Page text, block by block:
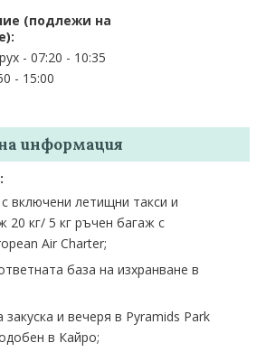
(подлежи на
- 07:20 - 10:35
- 15:00
информация
включени летищни такси и
20 кг/ 5 кг ръчен багаж с
Air Charter;
база на изхранване в
и вечеря в Pyramids Park
в Кайро;